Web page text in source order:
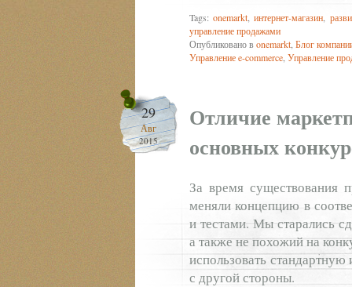
Tags:onemarkt ,интернет-магазин
управление продажами
Опубликовано вonemarkt Блог
Управление e-commerce Управление
29
Авг
2015
Отличие
основных
За время существования
меняли концепцию в
и тестами. Мы старались
а также не похожий на
использовать
с другой стороны.